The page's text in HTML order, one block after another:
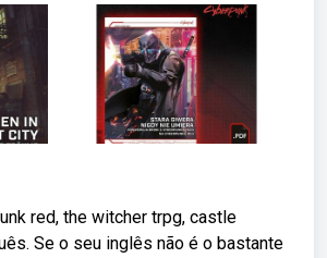
red, the witcher trpg, castle
Se o seu inglês não é o bastante